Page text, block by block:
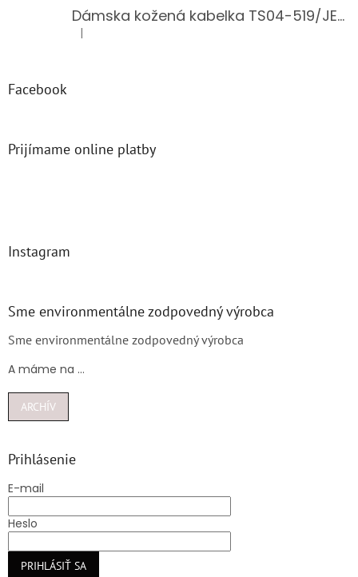
Dámska kožená kabelka TS04-519/JEANS BLUE
Hodnotenie produktu je 5 z 5 hviezdičiek.
|
Facebook
Prijímame online platby
Instagram
Sme environmentálne zodpovedný výrobca
Sme environmentálne zodpovedný výrobca
A máme na ...
ARCHÍV
Prihlásenie
E-mail
Heslo
PRIHLÁSIŤ SA